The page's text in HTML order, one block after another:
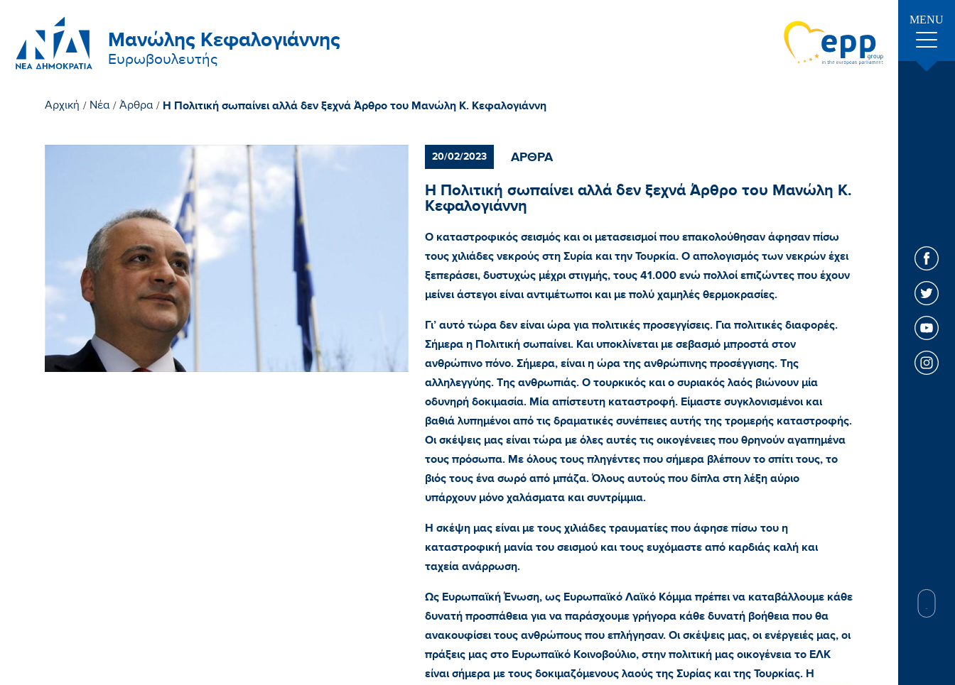
Μανώλης Κεφαλογιάννης
Ευρωβουλευτής
MENU
Αρχική / Νέα / Άρθρα / Η Πολιτική σωπαίνει αλλά δεν ξεχνά Άρθρο του Μανώλη Κ. Κεφαλογιάννη
20/02/2023 ΑΡΘΡΑ
Η Πολιτική σωπαίνει αλλά δεν ξεχνά Άρθρο του Μανώλη Κ.
Κεφαλογιάννη
Ο καταστροφικός σεισμός και οι μετασεισμοί που επακολούθησαν άφησαν πίσω
τους χιλιάδες νεκρούς στη Συρία και την Τουρκία. Ο απολογισμός των νεκρών έχει
ξεπεράσει, δυστυχώς μέχρι στιγμής, τους 41.000 ενώ πολλοί επιζώντες που έχουν
μείνει άστεγοι είναι αντιμέτωποι και με πολύ χαμηλές θερμοκρασίες.
Γι’ αυτό τώρα δεν είναι ώρα για πολιτικές προσεγγίσεις. Για πολιτικές διαφορές.
Σήμερα η Πολιτική σωπαίνει. Και υποκλίνεται με σεβασμό μπροστά στον
ανθρώπινο πόνο. Σήμερα, είναι η ώρα της ανθρώπινης προσέγγισης. Της
αλληλεγγύης. Της ανθρωπιάς. Ο τουρκικός και ο συριακός λαός βιώνουν μία
οδυνηρή δοκιμασία. Μία απίστευτη καταστροφή. Είμαστε συγκλονισμένοι και
βαθιά λυπημένοι από τις δραματικές συνέπειες αυτής της τρομερής καταστροφής.
Οι σκέψεις μας είναι τώρα με όλες αυτές τις οικογένειες που θρηνούν αγαπημένα
τους πρόσωπα. Με όλους τους πληγέντες που σήμερα βλέπουν το σπίτι τους, το
βιός τους ένα σωρό από μπάζα. Όλους αυτούς που δίπλα στη λέξη αύριο
υπάρχουν μόνο χαλάσματα και συντρίμμια.
Η σκέψη μας είναι με τους χιλιάδες τραυματίες που άφησε πίσω του η
καταστροφική μανία του σεισμού και τους ευχόμαστε από καρδιάς καλή και
ταχεία ανάρρωση.
Ως Ευρωπαϊκή Ένωση, ως Ευρωπαϊκό Λαϊκό Κόμμα πρέπει να καταβάλλουμε κάθε
δυνατή προσπάθεια για να παράσχουμε γρήγορα κάθε δυνατή βοήθεια που θα
ανακουφίσει τους ανθρώπους που επλήγησαν. Οι σκέψεις μας, οι ενέργειές μας, οι
πράξεις μας στο Ευρωπαϊκό Κοινοβούλιο, στην πολιτική μας οικογένεια το ΕΛΚ
είναι σήμερα με τους δοκιμαζόμενους λαούς της Συρίας και της Τουρκίας. Η